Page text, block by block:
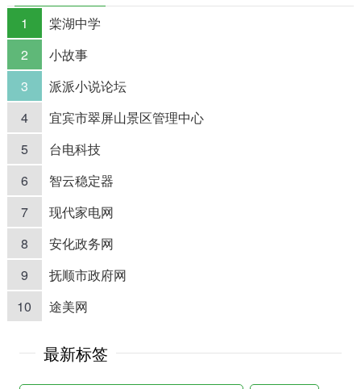
1
棠湖中学
2
小故事
3
派派小说论坛
4
宜宾市翠屏山景区管理中心
5
台电科技
6
智云稳定器
7
现代家电网
8
安化政务网
9
抚顺市政府网
10
途美网
最新标签